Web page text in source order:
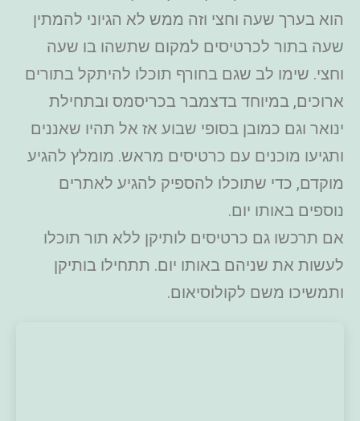
הוא בערך שעה וחצי וזה ממש לא הגיוני להמתין
שעה בתור לכרטיסים למקום שתשהו בו שעה
וחצי. שימו לב שגם בחורף תוכלו להיתקל בתורים
ארוכים, במיוחד בדצמבר בכריסמס ובתחילת
ינואר וגם כמובן בסופי שבוע אז אל תהיו שאננים
ותגיעו מוכנים עם כרטיסים מראש. מומלץ להגיע
מוקדם, כדי שתוכלו להספיק להגיע לאתרים
נוספים באותו יום.
אם תרכשו גם כרטיסים לותיקן ללא תור תוכלו
לעשות את שניהם באותו יום. תתחילו בותיקן
ותמשיכו משם לקולוסיאום.